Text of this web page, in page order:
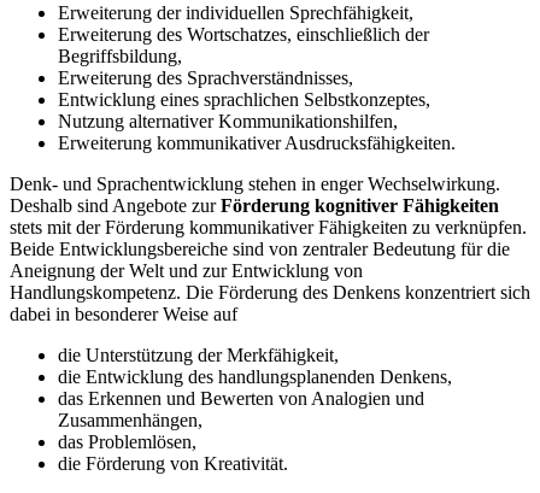
Erweiterung der individuellen Sprechfähigkeit,
Erweiterung des Wortschatzes, einschließlich der
Begriffsbildung,
Erweiterung des Sprachverständnisses,
Entwicklung eines sprachlichen Selbstkonzeptes,
Nutzung alternativer Kommunikationshilfen,
Erweiterung kommunikativer Ausdrucksfähigkeiten.
Denk- und Sprachentwicklung stehen in enger Wechselwirkung.
Deshalb sind Angebote zurFörderung kognitiver Fähigkeiten
stets mit der Förderung kommunikativer Fähigkeiten zu verknüpfen.
Beide Entwicklungsbereiche sind von zentraler Bedeutung für die
Aneignung der Welt und zur Entwicklung von
Handlungskompetenz. Die Förderung des Denkens konzentriert sich
dabei in besonderer Weise auf
die Unterstützung der Merkfähigkeit,
die Entwicklung des handlungsplanenden Denkens,
das Erkennen und Bewerten von Analogien und
Zusammenhängen,
das Problemlösen,
die Förderung von Kreativität.